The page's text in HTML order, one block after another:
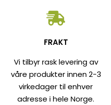
FRAKT
Vi tilbyr rask levering av
våre produkter innen 2-3
virkedager til enhver
adresse i hele Norge.